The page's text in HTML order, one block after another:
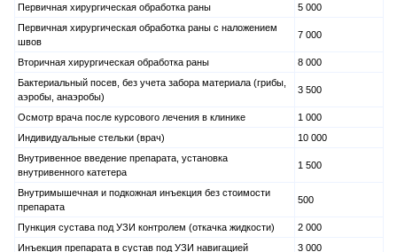
Первичная хирургическая обработка раны
5 000
Первичная хирургическая обработка раны с наложением
швов
7 000
Вторичная хирургическая обработка раны
8 000
Бактериальный посев, без учета забора материала (грибы,
аэробы, анаэробы)
3 500
Осмотр врача после курсового лечения в клинике
1 000
Индивидуальные стельки (врач)
10 000
Внутривенное введение препарата, установка
внутривенного катетера
1 500
Внутримышечная и подкожная инъекция без стоимости
препарата
500
Пункция сустава под УЗИ контролем (откачка жидкости)
2 000
Инъекция препарата в сустав под УЗИ навигацией
3 000